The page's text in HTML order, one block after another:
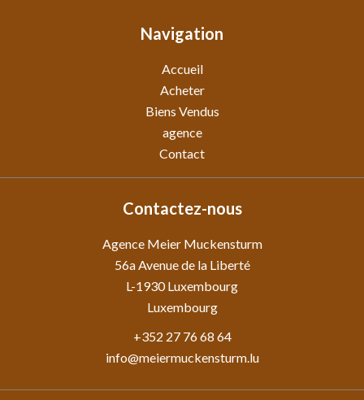
Navigation
Accueil
Acheter
Biens Vendus
agence
Contact
Contactez-nous
Agence Meier Muckensturm
56a Avenue de la Liberté
L-1930Luxembourg
Luxembourg
+352 27 76 68 64
info@meiermuckensturm.lu